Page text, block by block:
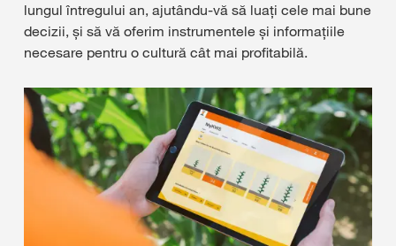
lungul întregului an, ajutându-vă să luați cele mai bune
decizii, și să vă oferim instrumentele și informațiile
necesare pentru o cultură cât mai profitabilă.